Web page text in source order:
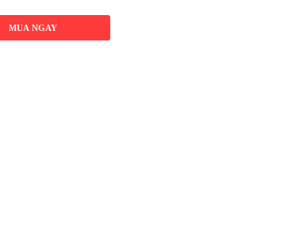
MUA NGAY